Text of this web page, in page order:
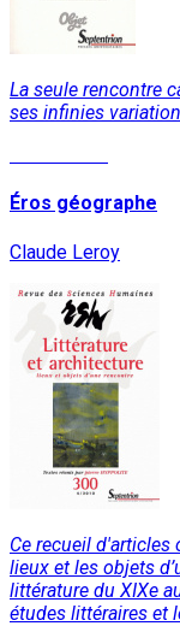
La seule rencontre
ses infinies
Éros géographe
Claude Leroy
Ce recueil d'articles
lieux et les objets
littérature du XIXe
études littéraires et